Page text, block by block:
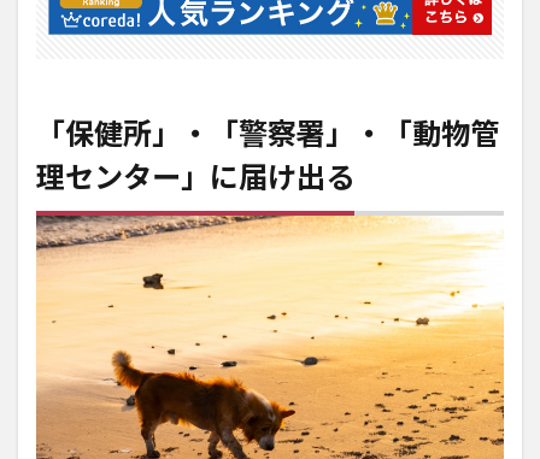
「警察
署」・
ー」に
届け出
る
2
迷
子
タ
出
「保健所」・「警察署」・「動物管
理センター」に届け出る